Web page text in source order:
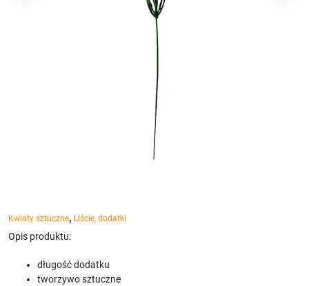
Kwiaty sztuczne, Liście, dodatki
Opis produktu:
długość dodatku
tworzywo sztuczne